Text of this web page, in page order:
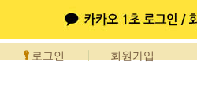
로그인 회원가입